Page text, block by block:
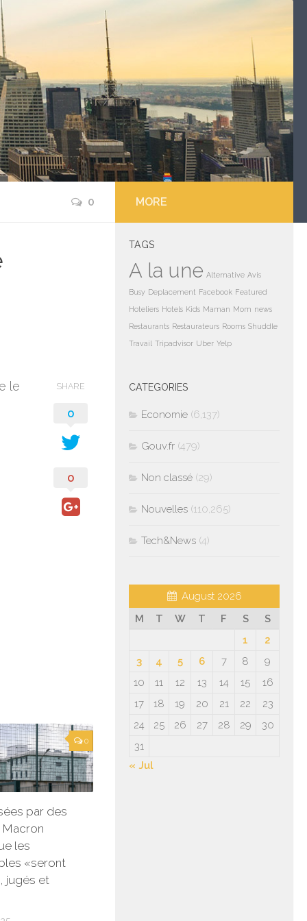
0
le
SHARE
0
0
0
par des
Macron
les
«seront
jugés et
MORE
TAGS
A la une Alternative Avis
Busy Deplacement Facebook Featured
Hoteliers Hotels Kids Maman Mom news
Restaurants Restaurateurs Rooms Shuddle
Travail Tripadvisor Uber Yelp
CATEGORIES
Economie (6,137)
Gouv.fr (479)
Non classé (29)
Nouvelles (110,265)
Tech&News (4)
August 2026
M
T W T F S
S
1
2
3
4 5 6 7 8
9
10
11 12 13 14 15
16
17
18 19 20 21 22
23
24
25 26 27 28 29
30
31
« Jul